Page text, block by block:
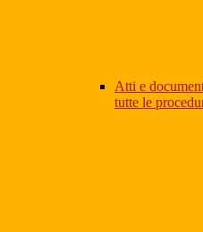
Atti e
tutte le